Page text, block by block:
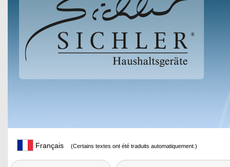
Français (Certains textes ont été traduits automatiquement.)